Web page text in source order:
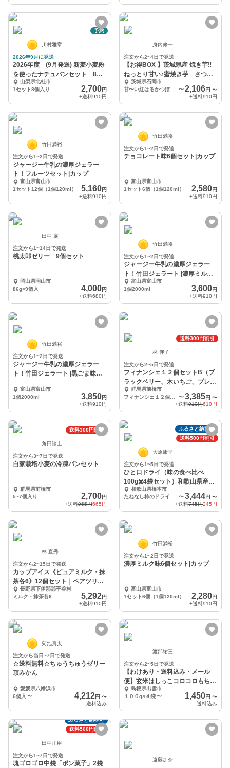
予約
川村雅章
2026年9月に発送
2026年度 (9月発送) 新麦小麦粉
を使ったナチュパンセット 8個
入り
山梨県北杜市
1セット8個入り
2,700円
+送料910円
身内修一
注文から2~4日で発送
【お得BOX 】茨城県産 焼き芋‼
ねっとり甘い♪蜜焼き芋 さつま
いも茨城県石岡市
甘〜い紅はるかつぼ焼き芋1kg
〜2,106円 〜
+送料910円
竹田満裕
注文から1~2日で発送
ジャージー牛乳の濃厚ジェラー
ト！フルーツセット|カップ
富山県富山市
1セット12個（1個120ml）
5,160円
+送料910円
竹田満裕
注文から1~2日で発送
チョコレート味6個セット|カップ
富山県富山市
1セット6個（1個120ml）
2,580円
+送料910円
田中 厳
注文から1~14日で発送
桃太郎ゼリー 9個セット
岡山県岡山市
86g×9個入
4,000円
+送料680円
竹田満裕
注文から1~2日で発送
ジャージー牛乳の濃厚ジェラー
ト！竹田ジェラート |濃厚ミルク
味★2000ml★
富山県富山市
1個2000ml
3,600円
+送料910円
竹田満裕
注文から1~2日で発送
ジャージー牛乳の濃厚ジェラー
ト！竹田ジェラート |黒ごま味
富山県富山市
1個2000ml
3,850円
+送料910円
送料300円割引
林 伴子
注文から2~5日で発送
フィナンシェ１２個セットB（ブ
ラックベリー、木いちご、プレー
ンの３種各4個）
群馬県前橋市
〜3,385円 〜
+送料910円610円
送料300円割引
角田諭士
注文から3~7日で発送
自家栽培小麦の冷凍パンセット
群馬県前橋市
5~7個入り
2,700円
+送料965円665円
ふるさと納税可
送料500円割引
大原康平
注文から1~5日で発送
ひと口ドライ（味の食べ比べ
100g✖️4袋セット）和歌山県産柿
使用和歌山県橋本市
〜3,444円 〜
+送料745円245円
林 直秀
注文から2~15日で発送
カップアイス《ピュアミルク・抹
茶各6》12個セット｜ペアツリー
ファーム
長野県下伊那郡平谷村
ミルク・抹茶各6
5,292円
+送料910円
竹田満裕
注文から1~2日で発送
濃厚ミルク味6個セット|カップ
富山県富山市
1セット6個（1個120ml）
2,280円
+送料910円
菊池真太
注文から当日~7日で発送
☆送料無料☆ちゅうちゅうゼリー
頂みかん
愛媛県八幡浜市
6個入 〜 4,212円 〜
送料込み
渡部祐三
注文から2~5日で発送
【わけあり・送料込み・メール
便】玄米はしっこコロコロもち
100ｇ×4
島根県出雲市
１００g×４袋 〜 1,450円 〜
送料込み
ふるさと納税可
送料500円割引
田中正臣
注文から1~7日で発送
塊ゴロゴロ中袋「ポン菓子」2袋
遠藤加奈